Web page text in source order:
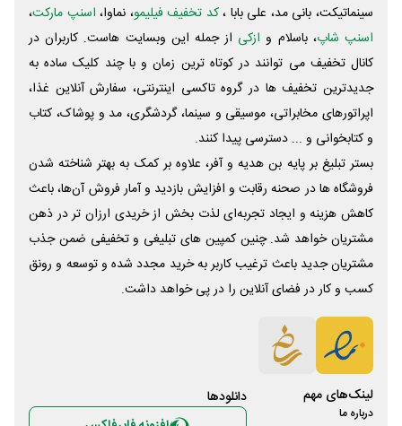
سینماتیکت، بانی مد، علی‌ بابا ،کد تخفیف فیلیمو، نماوا، اسنپ مارکت،
اسنپ شاپ، باسلام و ازکی از جمله این وبسایت ‌هاست. کاربران در
کانال تخفیف می توانند در کوتاه ترین زمان و با چند کلیک ساده به
جدیدترین تخفیف ها در گروه تاکسی اینترنتی، سفارش آنلاین غذا،
اپراتورهای مخابراتی، موسیقی و سینما، گردشگری، مد و پوشاک، کتاب
و کتابخوانی و ... دسترسی پیدا کنند.
بستر تبلیغ بر پایه بن هدیه و آفر، علاوه بر کمک به بهتر شناخته شدن
فروشگاه ها در صحنه رقابت و افزایش بازدید و آمار فروش آن‌ها، باعث
کاهش هزینه و ایجاد تجربه‌ای لذت بخش از خریدی ارزان تر در ذهن
مشتریان خواهد شد. چنین کمپین های تبلیغی و تخفیفی ضمن جذب
مشتریان جدید باعث ترغیب کاربر به خرید مجدد شده و توسعه و رونق
کسب و کار در فضای آنلاین را در پی خواهد داشت.
لینک‌های مهم
درباره ما
دانلود‌ها